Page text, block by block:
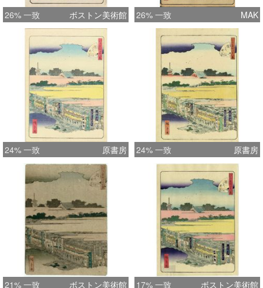
26% 一致 ボストン美術館 26% 一致 MAK
24% 一致 原書房 24% 一致 原書房
21% 一致 ボストン美術館 17% 一致 ボストン美術館